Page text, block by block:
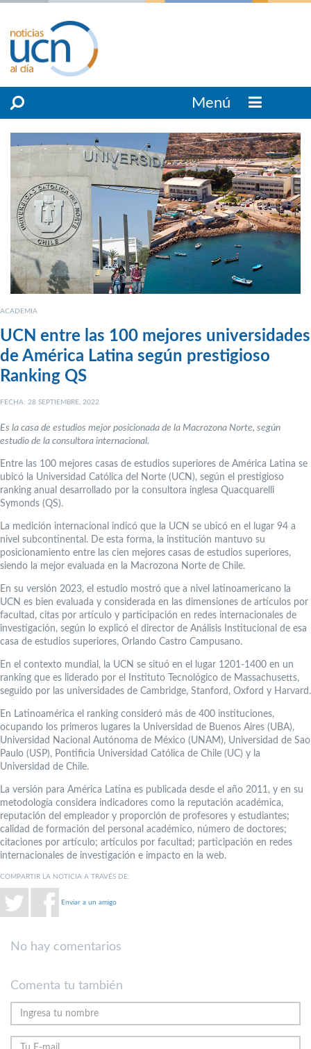
Menú
ACADEMIA
UCN entre las 100 mejores universidades
de América Latina según prestigioso
Ranking QS
FECHA: 28 SEPTIEMBRE, 2022
Es la casa de estudios mejor posicionada de la Macrozona Norte, según
estudio de la consultora internacional.
Entre las 100 mejores casas de estudios superiores de América Latina se
ubicó la Universidad Católica del Norte (UCN), según el prestigioso
ranking anual desarrollado por la consultora inglesa Quacquarelli
Symonds (QS).
La medición internacional indicó que la UCN se ubicó en el lugar 94 a
nivel subcontinental. De esta forma, la institución mantuvo su
posicionamiento entre las cien mejores casas de estudios superiores,
siendo la mejor evaluada en la Macrozona Norte de Chile.
En su versión 2023, el estudio mostró que a nivel latinoamericano la
UCN es bien evaluada y considerada en las dimensiones de artículos por
facultad, citas por artículo y participación en redes internacionales de
investigación, según lo explicó el director de Análisis Institucional de esa
casa de estudios superiores, Orlando Castro Campusano.
En el contexto mundial, la UCN se situó en el lugar 1201-1400 en un
ranking que es liderado por el Instituto Tecnológico de Massachusetts,
seguido por las universidades de Cambridge, Stanford, Oxford y Harvard.
En Latinoamérica el ranking consideró más de 400 instituciones,
ocupando los primeros lugares la Universidad de Buenos Aires (UBA),
Universidad Nacional Autónoma de México (UNAM), Universidad de Sao
Paulo (USP), Pontificia Universidad Católica de Chile (UC) y la
Universidad de Chile.
La versión para América Latina es publicada desde el año 2011, y en su
metodología considera indicadores como la reputación académica,
reputación del empleador y proporción de profesores y estudiantes;
calidad de formación del personal académico, número de doctores;
citaciones por artículo; artículos por facultad; participación en redes
internacionales de investigación e impacto en la web.
COMPARTIR LA NOTICIA A TRAVÉS DE:
Enviar a un amigo
No hay comentarios
Comenta tu también